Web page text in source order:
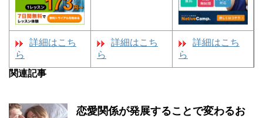
詳細はこち
ら
詳細はこち
ら
詳細はこち
ら
関連記事
恋愛関係が発展することで変わるお